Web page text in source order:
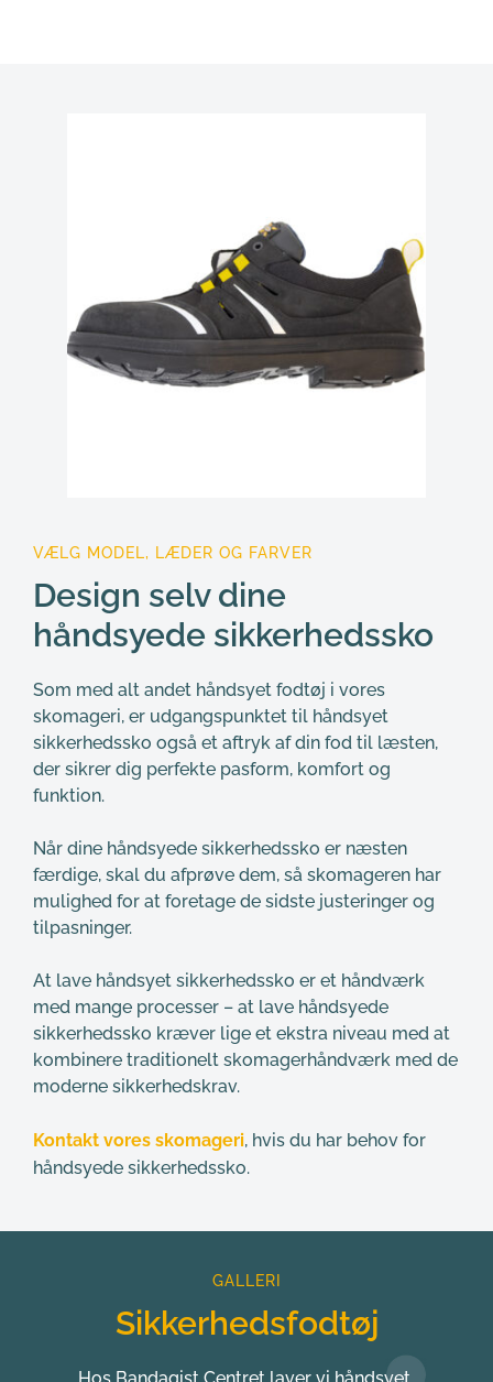
VÆLG MODEL, LÆDER OG FARVER
Design selv dine
håndsyede sikkerhedssko
Som med alt andet håndsyet fodtøj i vores
skomageri, er udgangspunktet til håndsyet
sikkerhedssko også et aftryk af din fod til læsten,
der sikrer dig perfekte pasform, komfort og
funktion.
Når dine håndsyede sikkerhedssko er næsten
færdige, skal du afprøve dem, så skomageren har
mulighed for at foretage de sidste justeringer og
tilpasninger.
At lave håndsyet sikkerhedssko er et håndværk
med mange processer – at lave håndsyede
sikkerhedssko kræver lige et ekstra niveau med at
kombinere traditionelt skomagerhåndværk med de
moderne sikkerhedskrav.
Kontakt vores skomageri, hvis du har behov for
håndsyede sikkerhedssko.
GALLERI
Sikkerhedsfodtøj